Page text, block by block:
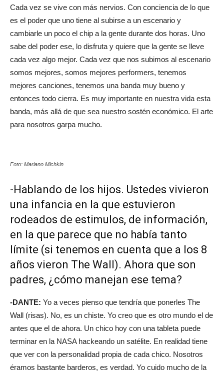
Cada vez se vive con más nervios. Con conciencia de lo que
es el poder que uno tiene al subirse a un escenario y
cambiarle un poco el chip a la gente durante dos horas. Uno
sabe del poder ese, lo disfruta y quiere que la gente se lleve
cada vez algo mejor. Cada vez que nos subimos al escenario
somos mejores, somos mejores performers, tenemos
mejores canciones, tenemos una banda muy bueno y
entonces todo cierra. Es muy importante en nuestra vida esta
banda, más allá de que sea nuestro sostén económico. El arte
para nosotros garpa mucho.
Foto: Mariano Michkin
-Hablando de los hijos. Ustedes vivieron
una infancia en la que estuvieron
rodeados de estimulos, de información,
en la que parece que no había tanto
límite (si tenemos en cuenta que a los 8
años vieron The Wall). Ahora que son
padres, ¿cómo manejan ese tema?
-DANTE: Yo a veces pienso que tendría que ponerles The
Wall (risas). No, es un chiste. Yo creo que es otro mundo el de
antes que el de ahora. Un chico hoy con una tableta puede
terminar en la NASA hackeando un satélite. En realidad tiene
que ver con la personalidad propia de cada chico. Nosotros
éramos bastante barderos, es verdad. Yo cuido mucho de la